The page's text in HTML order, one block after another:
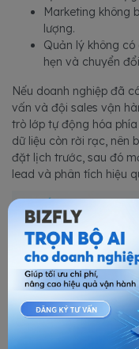
Marketing không
lượng.
Quản lý không
hẹn và chuyển
Nếu doanh nghiệp đã
vấn và đội sales vận
trò lớp tự động hóa
dữ liệu còn rời rạc, nên
đặt lịch trước, sau đó
lead và phân tích hiệu